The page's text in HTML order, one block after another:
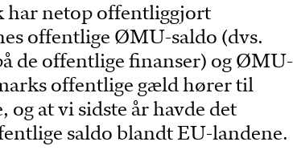
har netop offentliggjort
offentlige ØMU-saldo (dvs.
de offentlige finanser) og ØMU-
offentlige gæld hører til
at vi sidste år havde det
saldo blandt EU-landene.